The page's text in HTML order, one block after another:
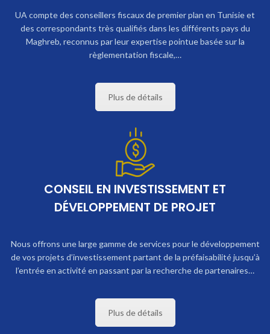
UA compte des conseillers fiscaux de premier plan en Tunisie et
des correspondants très qualifiés dans les différents pays du
Maghreb, reconnus par leur expertise pointue basée sur la
règlementation fiscale,…
Plus de détails
CONSEIL EN INVESTISSEMENT ET
DÉVELOPPEMENT DE PROJET
Nous offrons une large gamme de services pour le développement
de vos projets d’investissement partant de la préfaisabilité jusqu’à
l’entrée en activité en passant par la recherche de partenaires…
Plus de détails